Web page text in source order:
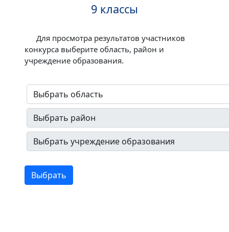
9 классы
Для просмотра результатов участников
конкурса выберите область, район и
учреждение образования.
Выбрать